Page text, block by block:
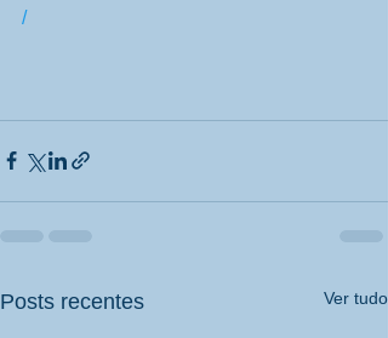
/
Posts recentes Ver tudo